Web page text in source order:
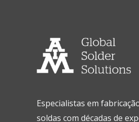
Especialistas em
soldas com décadas de